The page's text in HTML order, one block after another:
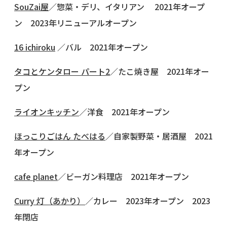
SouZai屋／惣菜・デリ、イタリアン 2021年オープ
ン 2023年リニューアルオープン
16 ichiroku ／バル 2021年オープン
タコとケンタロー パート2／たこ焼き屋 2021年オー
プン
ライオンキッチン／洋食 2021年オープン
ほっこりごはん たべはる／自家製野菜・居酒屋 2021
年オープン
cafe planet／ビーガン料理店 2021年オープン
Curry 灯（あかり） ／カレー 2023年オープン 2023
年閉店